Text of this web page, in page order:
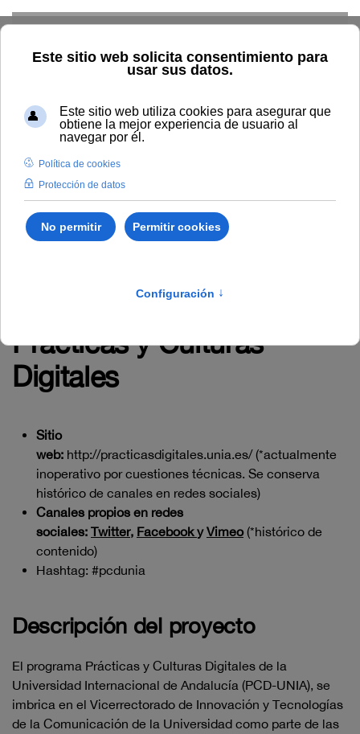
PCD-UNIA, Programa de
Prácticas y Culturas
Digitales
Sitio
web: http://practicasdigitales.unia.es/ (*actualmente
inoperativo por cuestiones técnicas. Se conserva
histórico de canales en redes sociales)
Canales propios en redes
sociales: Twitter, FacebookyVimeo (*histórico de
contenido)
Hashtag: #pcdunia
Descripción del proyecto
El programa Prácticas y Culturas Digitales de la
Universidad Internacional de Andalucía (PCD-UNIA), se
imbrica en el Vicerrectorado de Innovación y Tecnologías
de la Comunicación de la Universidad como parte de las